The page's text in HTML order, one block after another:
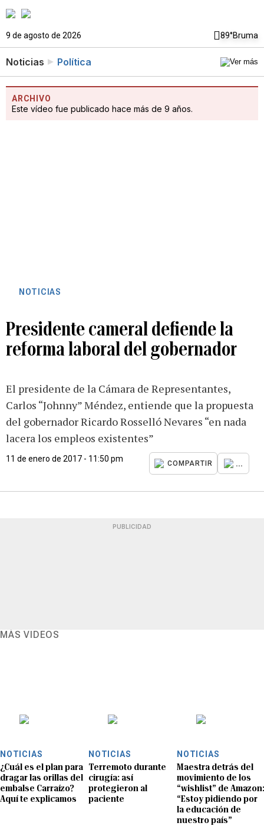
9 de agosto de 2026 89°Bruma
Noticias Política
ARCHIVO
Este vídeo fue publicado hace más de 9 años.
NOTICIAS
Presidente cameral defiende la
reforma laboral del gobernador
El presidente de la Cámara de Representantes,
Carlos “Johnny” Méndez, entiende que la propuesta
del gobernador Ricardo Rosselló Nevares “en nada
lacera los empleos existentes”
11 de enero de 2017 - 11:50 pm
COMPARTIR ...
PUBLICIDAD
MÁS VIDEOS
NOTICIAS
¿Cuál es el plan para
dragar las orillas del
embalse Carraízo?
Aquí te explicamos
NOTICIAS
Terremoto durante
cirugía: así
protegieron al
paciente
NOTICIAS
Maestra detrás del
movimiento de los
“wishlist” de Amazon:
“Estoy pidiendo por
la educación de
nuestro país”